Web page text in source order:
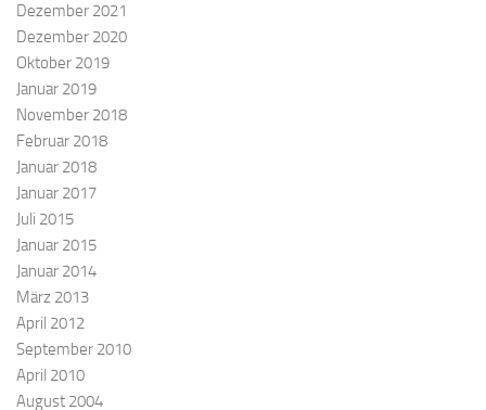
Dezember 2021
Dezember 2020
Oktober 2019
Januar 2019
November 2018
Februar 2018
Januar 2018
Januar 2017
Juli 2015
Januar 2015
Januar 2014
März 2013
April 2012
September 2010
April 2010
August 2004